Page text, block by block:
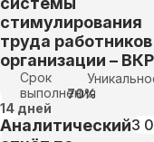
стимулирования
труда работников
организации – ВКР
Срок
выполнения
14 дней
70%
Аналитический3